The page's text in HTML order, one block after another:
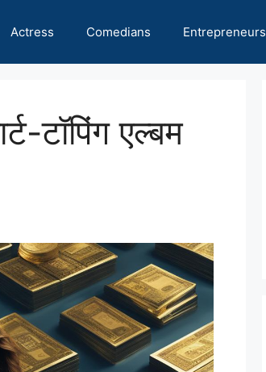
Actress Comedians Entrepreneurs
टॉपिंग एल्बम